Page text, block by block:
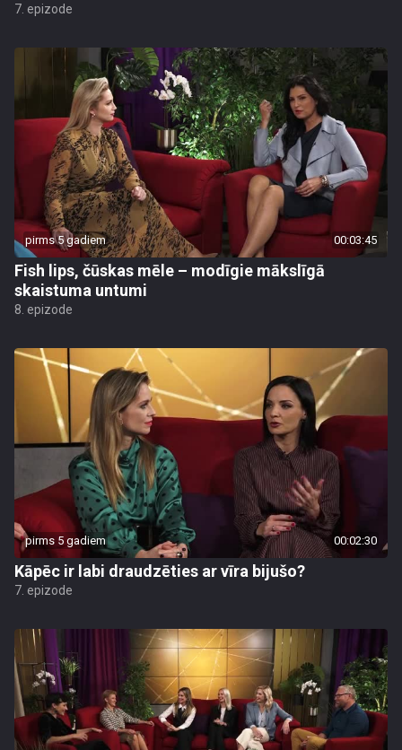
7. epizode
pirms 5 gadiem 00:03:45
Fish lips, čūskas mēle – modīgie mākslīgā
skaistuma untumi
8. epizode
pirms 5 gadiem 00:02:30
Kāpēc ir labi draudzēties ar vīra bijušo?
7. epizode